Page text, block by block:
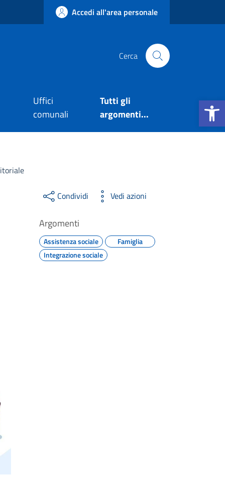
Apri la
Accedi all'area personale
Cerca
Uffici
comunali
Tutti gli
argomenti...
Condividi Vedi azioni
Argomenti
Assistenza sociale
Famiglia
Integrazione sociale